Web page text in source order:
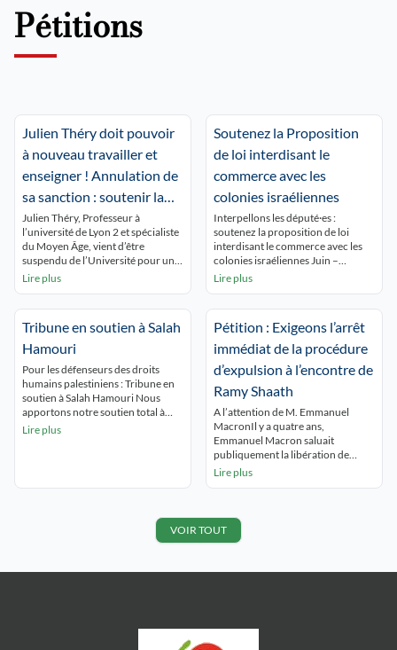
Pétitions
Julien Théry doit pouvoir
à nouveau travailler et
enseigner ! Annulation de
sa sanction : soutenir la
Palestine n’est pas un
crime !
Julien Théry, Professeur à
l’université de Lyon 2 et spécialiste
du Moyen Âge, vient d’être
suspendu de l’Université pour une
durée de 18 mois, sans pouvoir
dans le Figaro et appelé au boycott
des personnalités signataires ;
Lire plus
Soutenez la Proposition
de loi interdisant le
commerce avec les
colonies israéliennes
Interpellons les député·es :
soutenez la proposition de loi
interdisant le commerce avec les
colonies israéliennes Juin –
Décembre 2026 5 048
économique avec les colonies
israéliennes illégales Une
proposition de loi va être déposée
à l’Assemblée nationale pour
interdire le commerce […]
Lire plus
Tribune en soutien à Salah
Hamouri
Pour les défenseurs des droits
humains palestiniens : Tribune en
soutien à Salah Hamouri Nous
apportons notre soutien total à
Salah Hamouri, avocat franco-
milliers de Palestinien·nes, Salah
Lire plus
Pétition : Exigeons l’arrêt
immédiat de la procédure
d’expulsion à l’encontre de
Ramy Shaath
A l’attention de M. Emmanuel
MacronIl y a quatre ans,
Emmanuel Macron saluait
publiquement la libération de
Ramy Shaath des prisons
ceux qui ont joué un rôle positif
dans cet heureux dénouement ». La
Lire plus
VOIR TOUT